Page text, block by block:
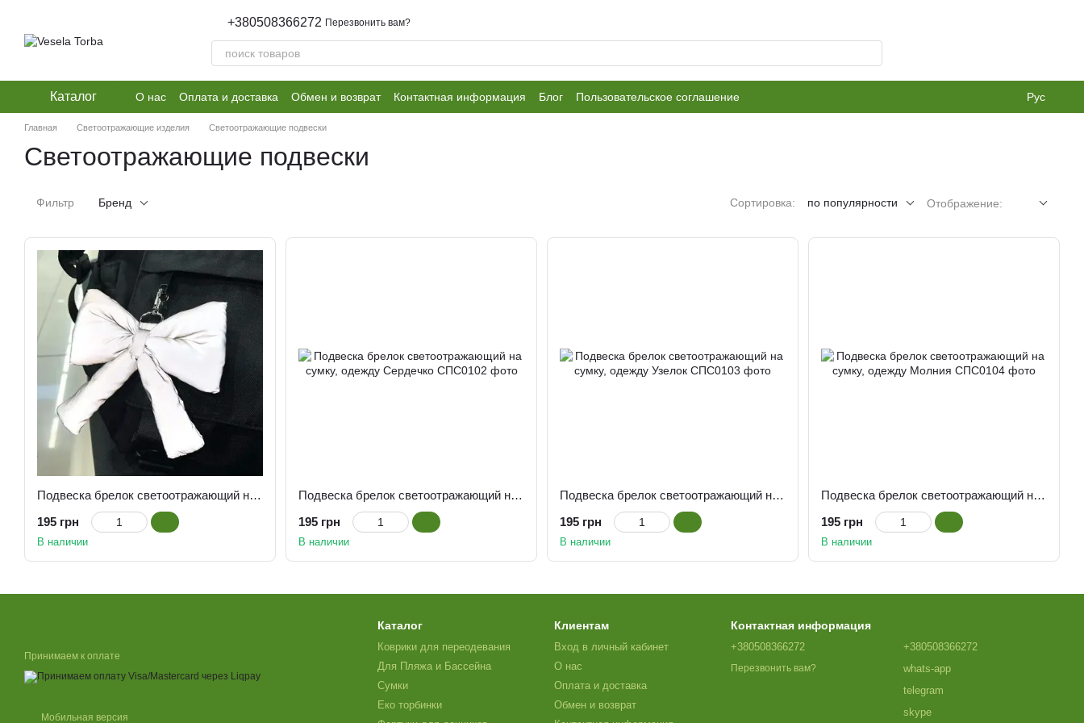
+380508366272 Перезвонить вам?
Каталог О нас Оплата и доставка Обмен и возврат Контактная информация Блог Пользовательское соглашение Рус
Главная Светоотражающие изделия Светоотражающие подвески
Светоотражающие подвески
Фильтр Бренд Сортировка: по популярности Отображение:
Подвеска брелок светоотражающий на сумку, одежду Бантик
195 грн
В наличии
Подвеска брелок светоотражающий на сумку, одежду Сердечко
195 грн
В наличии
Подвеска брелок светоотражающий на сумку, одежду Узелок
195 грн
В наличии
Подвеска брелок светоотражающий на сумку, одежду Молния
195 грн
В наличии
Принимаем к оплате
Мобильная версия
Каталог
Коврики для переодевания
Для Пляжа и Бассейна
Сумки
Еко торбинки
Клиентам
Вход в личный кабинет
О нас
Оплата и доставка
Обмен и возврат
Контактная информация
+380508366272
Перезвонить вам?
+380508366272
whats-app
telegram
skype